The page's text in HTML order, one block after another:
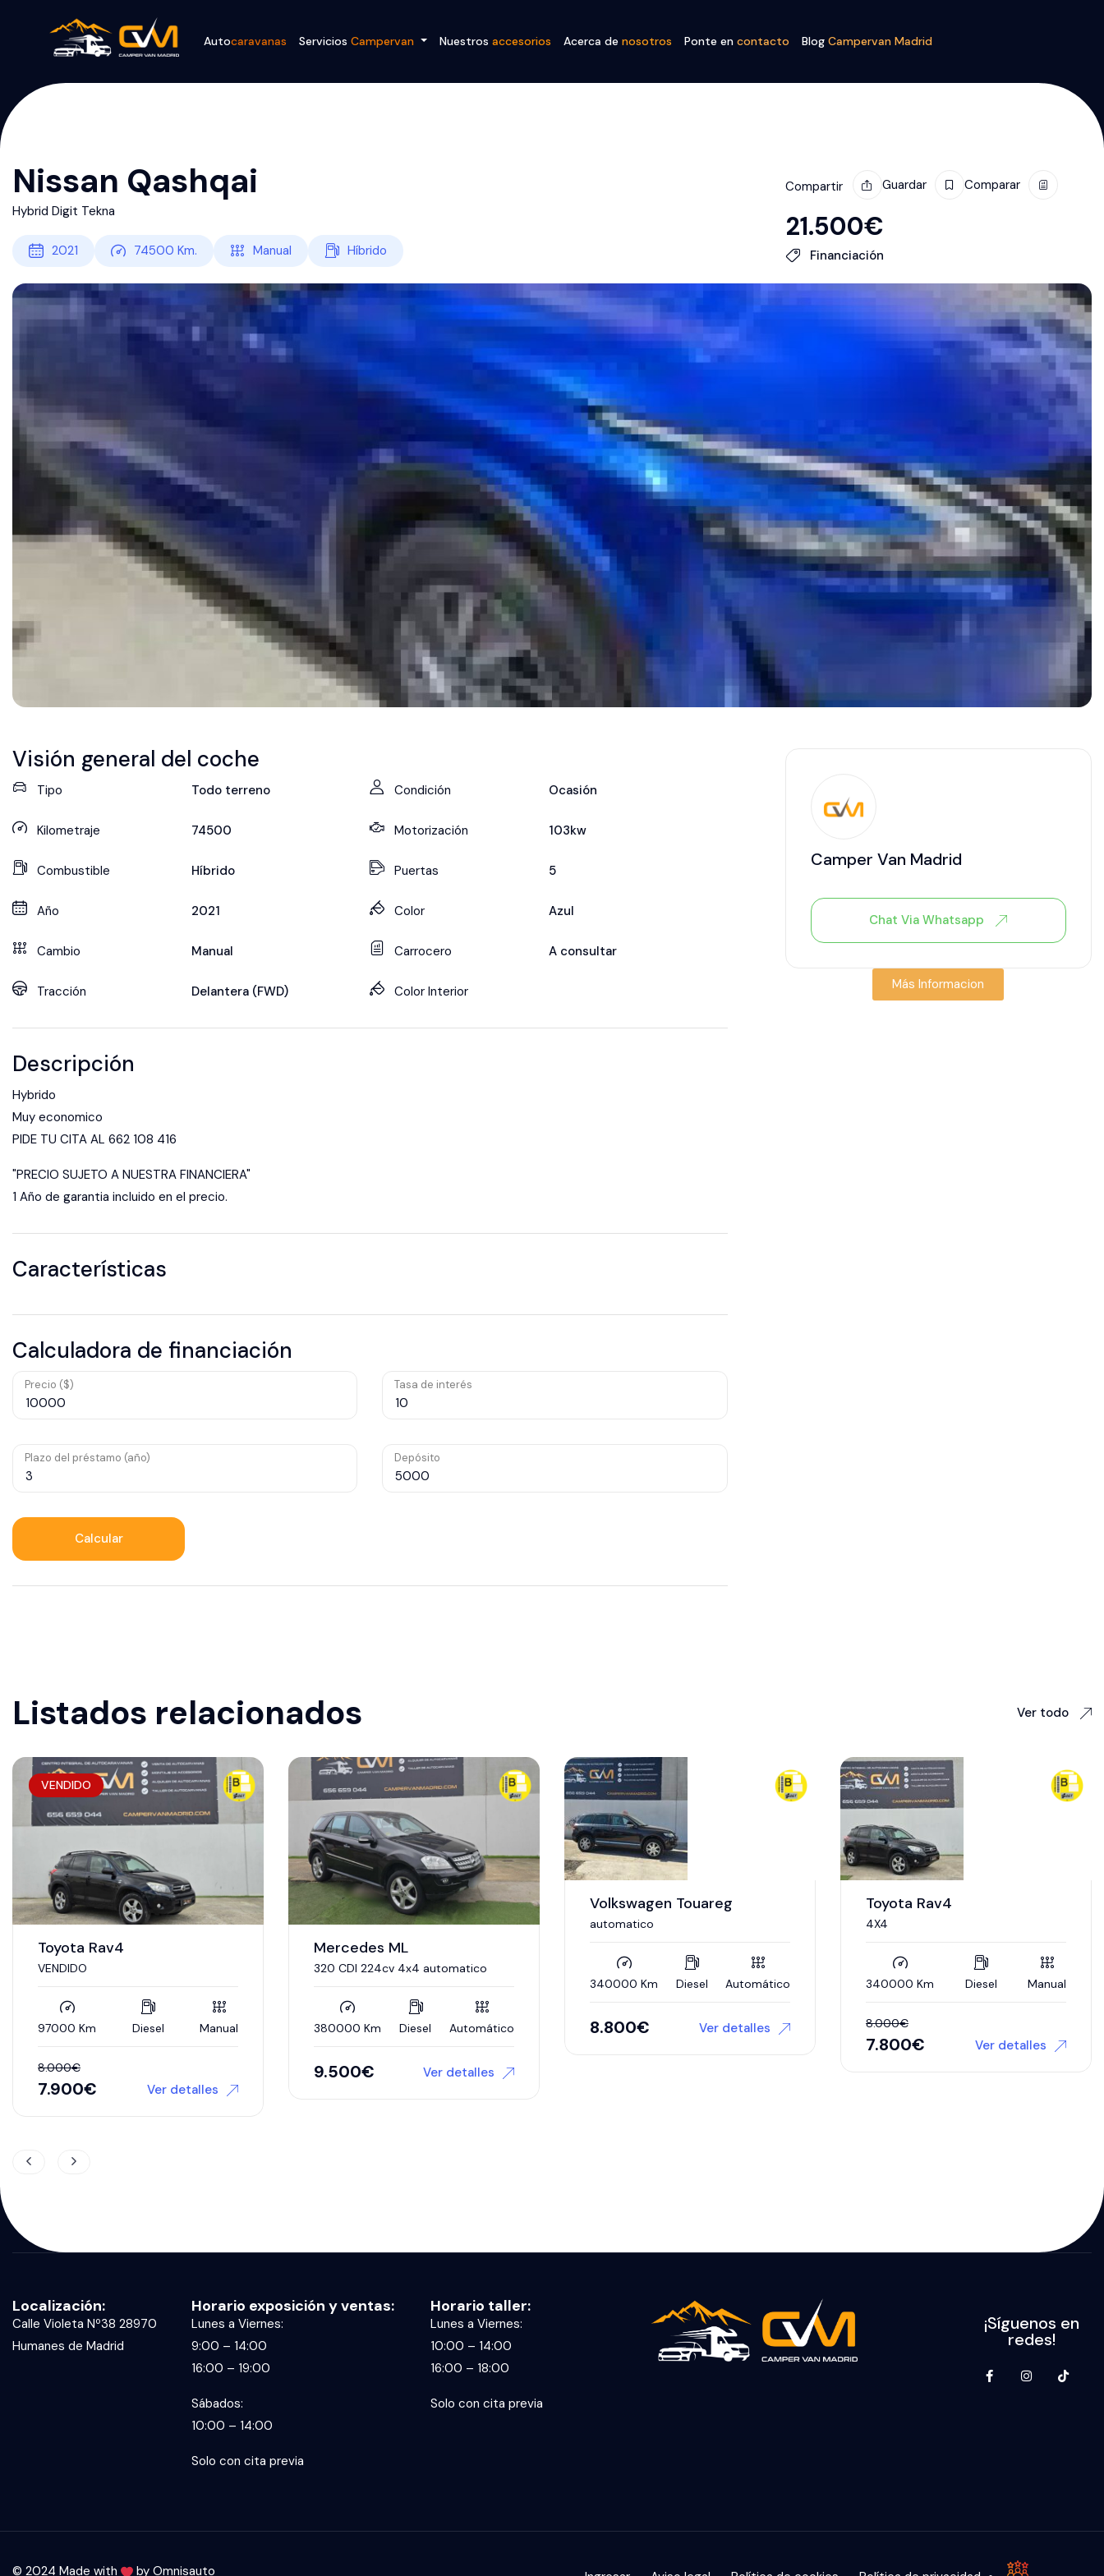
Autocaravanas ServiciosCampervan Nuestrosaccesorios Acerca denosotros Ponte encontacto BlogCampervan Madrid
Nissan Qashqai
Hybrid Digit Tekna
2021 74500 Km. Manual Híbrido
Compartir Guardar Comparar
21.500€
Financiación
Visión general del coche
Tipo Todo terreno
Kilometraje 74500
Combustible Híbrido
Año 2021
Cambio Manual
Tracción Delantera (FWD)
Condición Ocasión
Motorización 103kw
Puertas 5
Color Azul
Carrocero A consultar
Color Interior
Descripción
Hybrido
Muy economico
PIDE TU CITA AL 662 108 416
"PRECIO SUJETO A NUESTRA FINANCIERA"
1 Año de garantia incluido en el precio.
Características
Calculadora de financiación
Precio ($) Tasa de interés
Plazo del préstamo (año) Depósito
Calcular
Camper Van Madrid
Chat Via Whatsapp
Más Informacion
Listados relacionados Ver todo
Mercedes ML
380000 Km Diesel Automático
9.500
Volkswagen Touareg
automatico
8.800€ Ver detalles
Toyota Rav4
4X4
340000 Km Diesel Manual
8.000€
Jeep Cherokee
Sport extreme CRD
215000 Km Diesel Manual
5.000€
0€ Ver detalles
Localización:
Calle Violeta Nº38 28970
Humanes de Madrid
Horario exposición y ventas:
Lunes a Viernes:
9:00 – 14:00
16:00 – 19:00
Sábados:
10:00 – 14:00
Solo con cita previa
Horario taller:
Lunes a Viernes:
10:00 – 14:00
16:00 – 18:00
Solo con cita previa
¡Síguenos en
redes!
© 2024 Made with by Omnisauto